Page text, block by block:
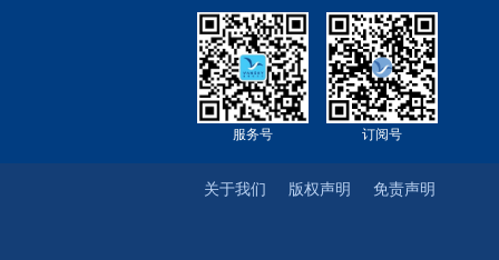
订阅号
服务号
免责声明
版权声明
关于我们